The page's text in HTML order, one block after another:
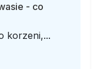
- co
korzeni,...